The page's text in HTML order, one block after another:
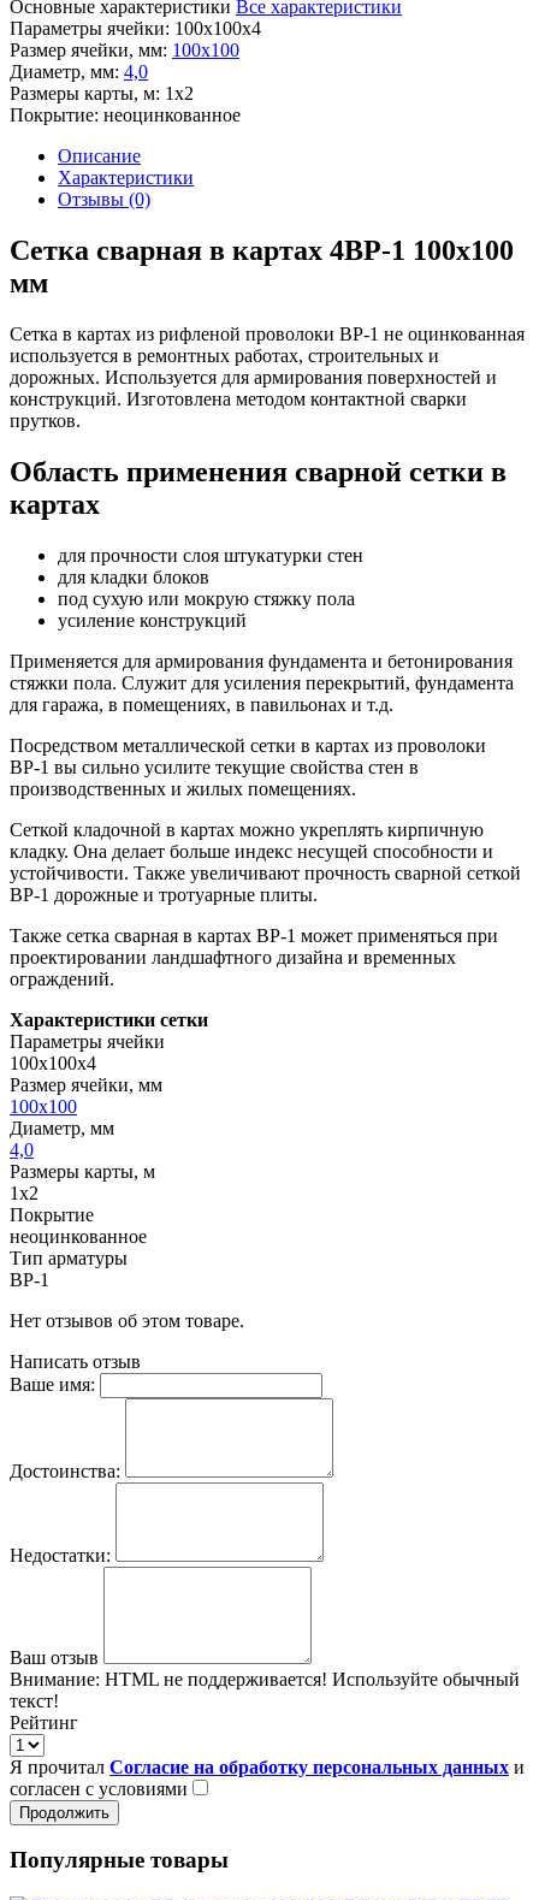
Основные характеристики Все характеристики
Параметры ячейки: 100х100х4
Размер ячейки, мм: 100х100
Диаметр, мм: 4,0
Размеры карты, м: 1х2
Покрытие: неоцинкованное
Описание
Характеристики
Отзывы (0)
Сетка сварная в картах 4ВР-1 100х100
мм
Сетка в картах из рифленой проволоки ВР-1 не оцинкованная
используется в ремонтных работах, строительных и
дорожных. Используется для армирования поверхностей и
конструкций. Изготовлена методом контактной сварки
прутков.
Область применения сварной сетки в
картах
для прочности слоя штукатурки стен
для кладки блоков
под сухую или мокрую стяжку пола
усиление конструкций
Применяется для армирования фундамента и бетонирования
стяжки пола. Служит для усиления перекрытий, фундамента
для гаража, в помещениях, в павильонах и т.д.
Посредством металлической сетки в картах из проволоки
ВР-1 вы сильно усилите текущие свойства стен в
производственных и жилых помещениях.
Сеткой кладочной в картах можно укреплять кирпичную
кладку. Она делает больше индекс несущей способности и
устойчивости. Также увеличивают прочность сварной сеткой
ВР-1 дорожные и тротуарные плиты.
Также сетка сварная в картах ВР-1 может применяться при
проектировании ландшафтного дизайна и временных
ограждений.
Характеристики сетки
Параметры ячейки
100х100х4
Размер ячейки, мм
100х100
Диаметр, мм
4,0
Размеры карты, м
1х2
Покрытие
неоцинкованное
Тип арматуры
ВР-1
Нет отзывов об этом товаре.
Написать отзыв
Ваше имя:
Достоинства:
Недостатки:
Ваш отзыв
Внимание: HTML не поддерживается! Используйте обычный
текст!
Рейтинг
Я прочитал Согласие на обработку персональных данных и
согласен с условиями
Продолжить
Популярные товары